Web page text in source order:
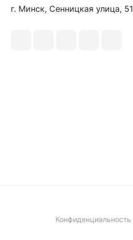
г. Минск, Сенницкая улица, 51
Конфиденциальность